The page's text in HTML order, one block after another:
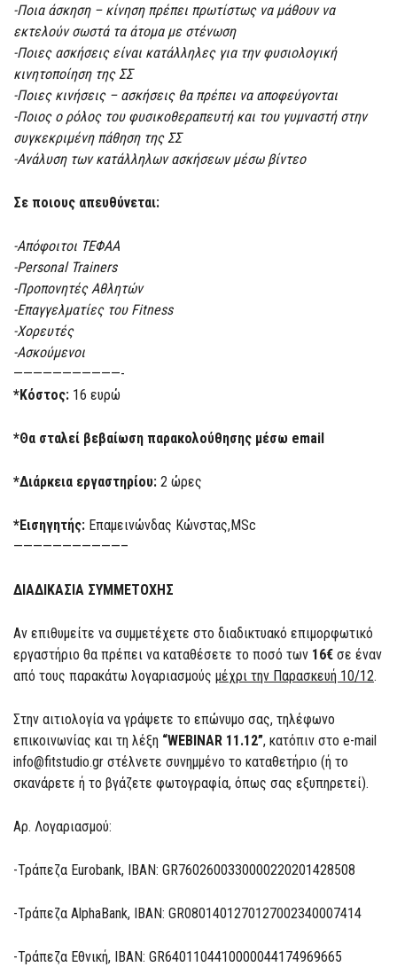
-Ποια άσκηση – κίνηση πρέπει πρωτίστως να μάθουν να
εκτελούν σωστά τα άτομα με στένωση
-Ποιες ασκήσεις είναι κατάλληλες για την φυσιολογική
κινητοποίηση της ΣΣ
-Ποιες κινήσεις – ασκήσεις θα πρέπει να αποφεύγονται
-Ποιος ο ρόλος του φυσικοθεραπευτή και του γυμναστή στην
συγκεκριμένη πάθηση της ΣΣ
-Ανάλυση των κατάλληλων ασκήσεων μέσω βίντεο
Σε ποιους απευθύνεται:
-Απόφοιτοι ΤΕΦΑΑ
-Personal Trainers
-Προπονητές Αθλητών
-Επαγγελματίες του Fitness
-Χορευτές
-Ασκούμενοι
———————————-
*Κόστος: 16 ευρώ
*Θα σταλεί βεβαίωση παρακολούθησης μέσω email
*Διάρκεια εργαστηρίου: 2 ώρες
*Εισηγητής: Επαμεινώνδας Κώνστας,MSc
———————————–
ΔΙΑΔΙΚΑΣΙΑ ΣΥΜΜΕΤΟΧΗΣ
Αν επιθυμείτε να συμμετέχετε στo διαδικτυακό επιμορφωτικό
εργαστήριο θα πρέπει να καταθέσετε το ποσό των 16€ σε έναν
από τους παρακάτω λογαριασμούς μέχρι την Παρασκευή 10/12.
Στην αιτιολογία να γράψετε το επώνυμο σας, τηλέφωνο
επικοινωνίας και τη λέξη “WEBINAR 11.12”, κατόπιν στο e-mail
info@fitstudio.gr στέλνετε συνημμένο το καταθετήριο (ή το
σκανάρετε ή το βγάζετε φωτογραφία, όπως σας εξυπηρετεί).
Αρ. Λογαριασμού:
-Τράπεζα Eurobank, IBAN: GR7602600330000220201428508
-Τράπεζα AlphaBank, IBAN: GR0801401270127002340007414
-Τράπεζα Εθνική, IBAN: GR6401104410000044174969665